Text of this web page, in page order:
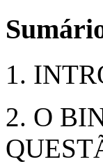
1.
2. O